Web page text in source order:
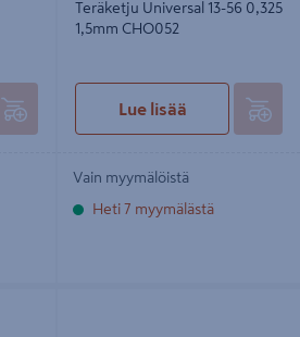
Teräketju Universal 13-56 0,325
1,5mm CHO052
Lue lisää
Vain myymälöistä
Heti 7 myymälästä